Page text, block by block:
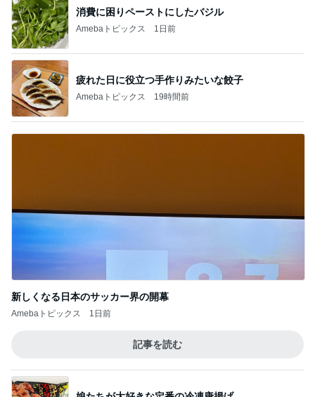
消費に困りペーストにしたバジル
Amebaトピックス 1日前
疲れた日に役立つ手作りみたいな餃子
Amebaトピックス 19時間前
新しくなる日本のサッカー界の開幕
Amebaトピックス 1日前
記事を読む